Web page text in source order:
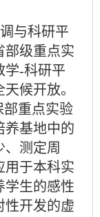
与科研平
部级重点实
学-科研平
候开放。
部重点实验
养基地中的
测定周
用于本科实
学生的感性
性开发的虚